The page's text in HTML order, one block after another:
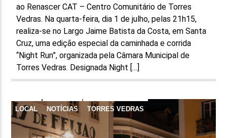
ao Renascer CAT – Centro Comunitário de Torres
Vedras. Na quarta-feira, dia 1 de julho, pelas 21h15,
realiza-se no Largo Jaime Batista da Costa, em Santa
Cruz, uma edição especial da caminhada e corrida
“Night Run”, organizada pela Câmara Municipal de
Torres Vedras. Designada Night […]
LOCAL NOTÍCIAS TORRES VEDRAS